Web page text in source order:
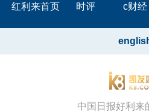
红利来首页 时评 c财经
中国日报好利来